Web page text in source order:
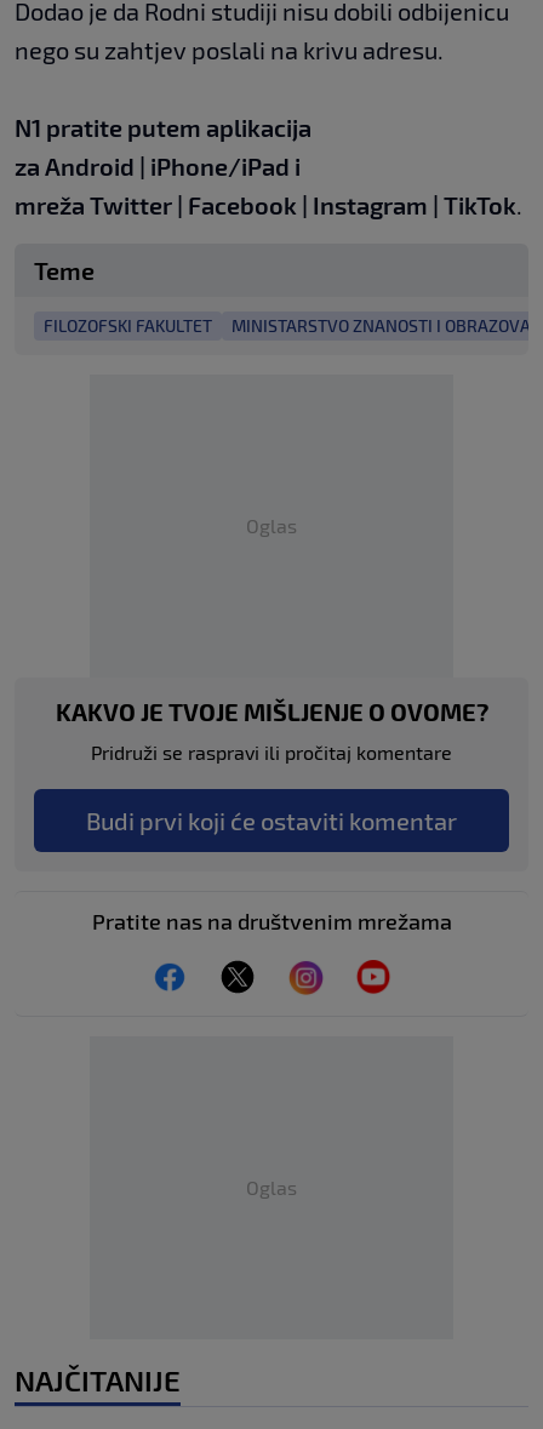
Dodao je da Rodni studiji nisu dobili odbijenicu
nego su zahtjev poslali na krivu adresu.
N1 pratite putem aplikacija
za Android | iPhone/iPad i
mreža Twitter | Facebook | Instagram | TikTok
Teme
FILOZOFSKI FAKULTET MINISTARSTVO ZNANOSTI I
Oglas
KAKVO JE TVOJE MIŠLJENJE O OVOME?
Pridruži se raspravi ili pročitaj komentare
Budi prvi koji će ostaviti komentar
Pratite nas na društvenim mrežama
Oglas
NAJČITANIJE